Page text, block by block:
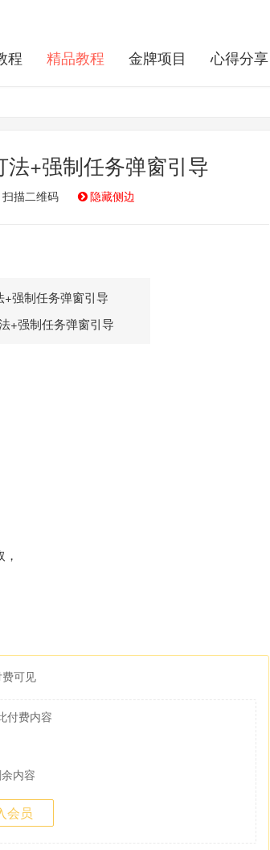
程 精品教程 金牌项目 心得分享
+强制任务弹窗引导
扫描二维码 隐藏侧边
+强制任务弹窗引导
可见
付费内容
内容
会员